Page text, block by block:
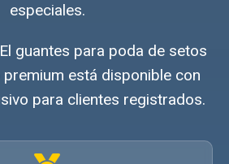
especiales.
guantes para poda de setos
está disponible con
para clientes registrados.